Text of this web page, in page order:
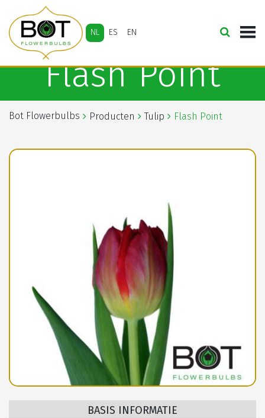
NL ES EN
Flash Point
Bot Flowerbulbs Producten Tulip Flash Point
BASIS INFORMATIE